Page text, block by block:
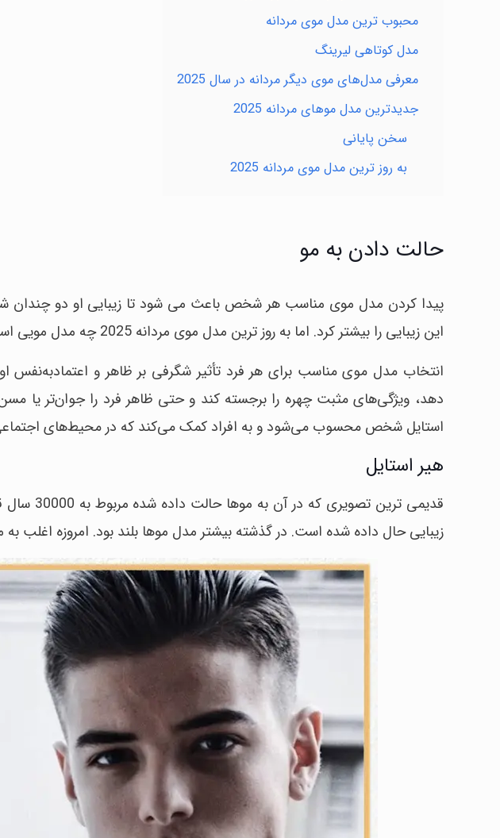
محبوب ترین مدل موی مردانه
مدل کوتاهی لیرینگ
معرفی مدل‌های موی دیگر مردانه در سال 2025
جدیدترین مدل موهای مردانه 2025
سخن پایانی
به روز ترین مدل موی مردانه 2025
حالت دادن به مو
پیدا کردن مدل موی مناسب هر شخص باعث می شود تا زیبایی او دو چندان
این زیبایی را بیشتر کرد. اما به روز ترین مدل موی مردانه 2025 چه مدل مویی است؟ جدید ترین مدل موی فید چه مدلی است؟
انتخاب مدل موی مناسب برای هر فرد تأثیر شگرفی بر ظاهر و اعتمادبه‌نفس
دهد، ویژگی‌های مثبت چهره را برجسته کند و حتی ظاهر فرد را جوان‌تر
استایل شخص محسوب می‌شود و به افراد کمک می‌کند که در محیط‌های اجتماعی
هیر استایل
قدیمی
زیبایی حال داده شده است. در گذشته بیشتر مدل موها بلند بود. امروزه اغلب به